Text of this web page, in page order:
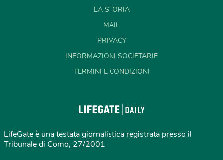
LA STORIA
MAIL
PRIVACY
INFORMAZIONI SOCIETARIE
TERMINI E CONDIZIONI
LifeGate è una testata giornalistica registrata presso il
Tribunale di Como, 27/2001